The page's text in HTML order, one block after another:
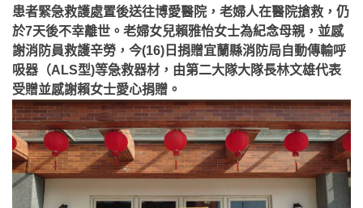
患者緊急救護處置後送往博愛醫院，老婦人在醫院搶救，仍
於7天後不幸離世。老婦女兒賴雅怡女士為紀念母親，並感
謝消防員救護辛勞，今(16)日捐贈宜蘭縣消防局自動傳輸呼
吸器（ALS型)等急救器材，由第二大隊大隊長林文雄代表
受贈並感謝賴女士愛心捐贈。